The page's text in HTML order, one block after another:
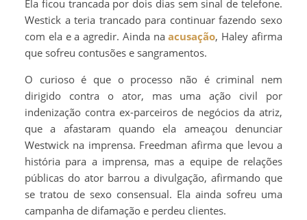
Ela ficou trancada por dois dias sem sinal de telefone.
Westick a teria trancado para continuar fazendo sexo
com ela e a agredir. Ainda naacusação, Haley afirma
que sofreu contusões e sangramentos.
O curioso é que o processo não é criminal nem
dirigido contra o ator, mas uma ação civil por
indenização contra ex-parceiros de negócios da atriz,
que a afastaram quando ela ameaçou denunciar
Westwick na imprensa. Freedman afirma que levou a
história para a imprensa, mas a equipe de relações
públicas do ator barrou a divulgação, afirmando que
se tratou de sexo consensual. Ela ainda sofreu uma
campanha de difamação e perdeu clientes.